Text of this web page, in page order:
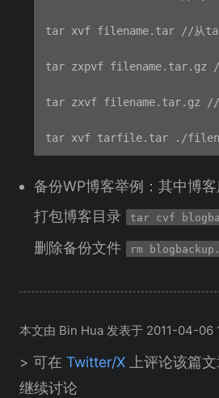
tar xvf filename.tar //从tar
tar zxpvf filename.tar.gz //
tar zxvf filename.tar.gz //
备份WP博客举例：其中博
打包博客目录
tar cvf
删除备份文件 rm
本文由 Bin Hua 发表于 2011-04-06
> 可在 Twitter/X 上评论该篇
继续讨论